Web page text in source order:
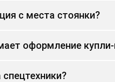
с места стоянки?
оформление